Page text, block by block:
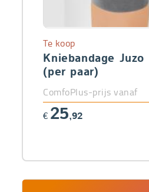
Kniebandage Juzo
(per paar)
Te koop
ComfoPlus-prijs vanaf
€ 25,92